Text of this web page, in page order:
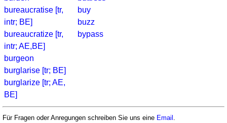
bureaucratise [tr,
intr; BE]
bureaucratize [tr,
intr; AE,BE]
burgeon
burglarise [tr; BE]
burglarize [tr; AE,
BE]
buy
buzz
bypass
Für Fragen oder Anregungen schreiben Sie uns eine Email .